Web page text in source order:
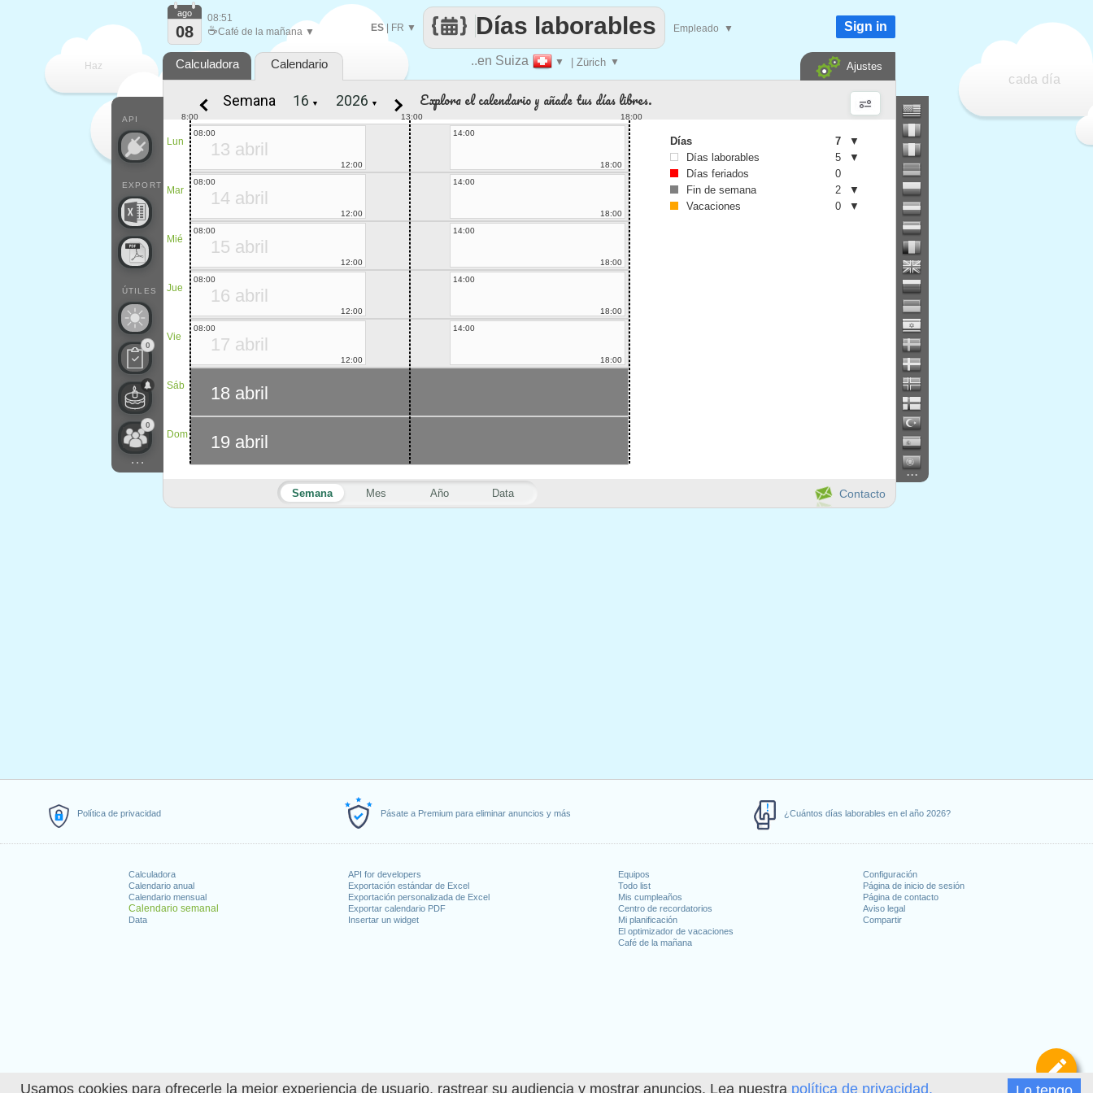
Usamos cookies para ofrecerle la mejor experiencia de usuario, rastrear su audiencia y mostrar anuncios. Lea nuestra política de privacidad.
Política de privacidad Pásate a Premium para eliminar anuncios y más ¿Cuántos días laborables en el año 2026?
Calculadora
Calendario anual
Calendario mensual
Calendario semanal
Data
API for developers
Exportación estándar de Excel
Exportación personalizada de Excel
Exportar calendario PDF
Insertar un widget
Equipos
Todo list
Mis cumpleaños
Centro de recordatorios
Mi planificación
El optimizador de vacaciones
Café de la mañana
Configuración
Página de inicio de sesión
Página de contacto
Aviso legal
Compartir
Haz
que
cada día
..en Suiza ▼ | Zürich ▼
Días laborables
ES| FR ▼ Empleado ▼
API
EXPORT
ÚTILES
0
0
...
ago
08
08:51
☕Café de la mañana ▼ Sign in
Calculadora Calendario Ajustes
...
Contacto
Semana Mes Año Data
Semana ▼ ▼ Explora el calendario y añade tus días libres.
Lun
Mar
Mié
Jue
Vie
Sáb
Dom
13:00
8:00 18:00
13 abril
08:00
12:00
14:00
18:00
14 abril
08:00
12:00
14:00
18:00
15 abril
08:00
12:00
14:00
18:00
16 abril
08:00
12:00
14:00
18:00
17 abril
08:00
12:00
14:00
18:00
18 abril
19 abril
Días 7
▼
Días laborables
5
▼
Días feriados
0
Fin de semana
2
▼
Vacaciones
0 ▼